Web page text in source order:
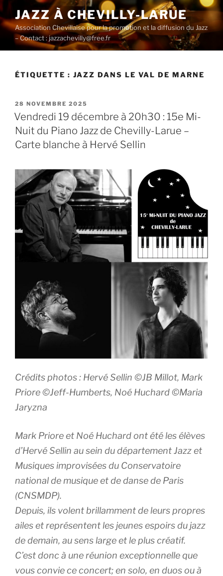
au
contenu
principal
JAZZ À CHEVILLY-LARUE
Association Chevillaise pour la promotion et la diffusion du Jazz
– Contact : jazzachevilly@free.fr
ÉTIQUETTE : JAZZ DANS LE VAL DE MARNE
PUBLIÉ
LE
28 NOVEMBRE 2025
Vendredi 19 décembre à 20h30 : 15e Mi-
Nuit du Piano Jazz de Chevilly-Larue –
Carte blanche à Hervé Sellin
Crédits photos : Hervé Sellin ©JB Millot, Mark
Priore ©Jeff-Humberts, Noé Huchard ©Maria
Jaryzna
Mark Priore et Noé Huchard ont été les élèves
d’Hervé Sellin au sein du département Jazz et
Musiques improvisées du Conservatoire
national de musique et de danse de Paris
(CNSMDP).
Depuis, ils volent brillamment de leurs propres
ailes et représentent les jeunes espoirs du jazz
de demain, au sens large et le plus créatif.
C’est donc à une réunion exceptionnelle que
vous convie ce concert; en solo, en duos ou à